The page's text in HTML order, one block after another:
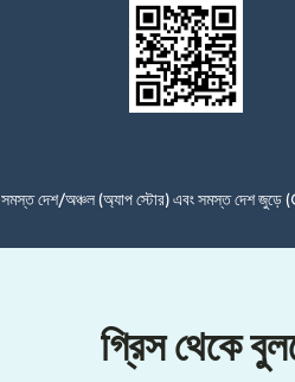
সমস্ত দেশ/অঞ্চল (অ্যাপ স্টোর) এবং সমস্ত দেশ জুড়ে
গ্রিস থেকে